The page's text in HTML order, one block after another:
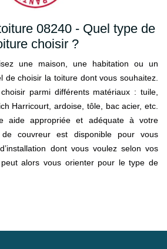
08240 - Quel type de
choisir ?
une maison, une habitation ou un
de choisir la toiture dont vous souhaitez.
parmi différents matériaux : tuile,
Harricourt, ardoise, tôle, bac acier, etc.
aide appropriée et adéquate à votre
couvreur est disponible pour vous
dont vous voulez selon vos
alors vous orienter pour le type de